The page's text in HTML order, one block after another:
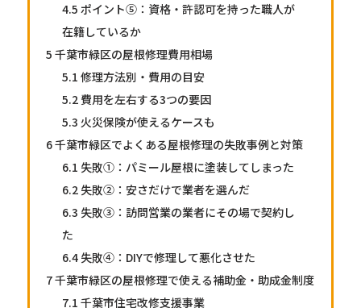
4.5 ポイント⑤：資格・許認可を持った職人が
在籍しているか
5 千葉市緑区の屋根修理費用相場
5.1 修理方法別・費用の目安
5.2 費用を左右する3つの要因
5.3 火災保険が使えるケースも
6千葉市緑区でよくある屋根修理の失敗事例と対策
6.1 失敗①：パミール屋根に塗装してしまった
6.2 失敗②：安さだけで業者を選んだ
6.3 失敗③：訪問営業の業者にその場で契約し
た
6.4 失敗④：DIYで修理して悪化させた
7千葉市緑区の屋根修理で使える補助金・助成金制度
7.1 千葉市住宅改修支援事業